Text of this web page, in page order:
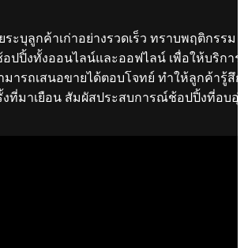
ระบุลูกค้าเก่าอย่างรวดเร็ว ทราบพฤติกรรม
ปปิ้งทั้งออนไลน์และออฟไลน์ เพื่อให้บริการ
มารถเสนอขายได้ตอบโจทย์ ทำให้ลูกค้ารู้สึก
งที่มาเยือน สัมผัสประสบการณ์ช้อปปิ้งที่อบอุ่